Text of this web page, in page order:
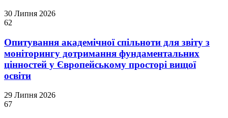
30 Липня 2026
62
Опитування академічної спільноти для звіту з
моніторингу дотримання фундаментальних
цінностей у Європейському просторі вищої
освіти
29 Липня 2026
67